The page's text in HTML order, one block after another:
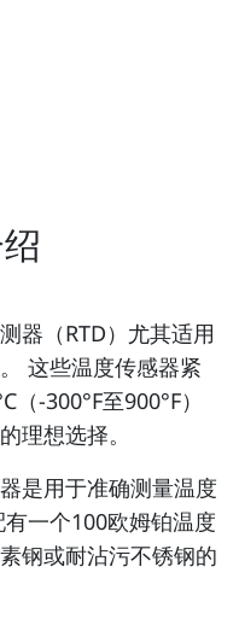
器（RTD）尤其适用
这些温度传感器紧
-300°F至900°F）
理想选择。
是用于准确测量温度
一个100欧姆铂温度
钢或耐沾污不锈钢的